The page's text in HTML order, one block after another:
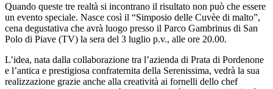
Quando queste tre realtà si incontrano il risultato non può che essere
un evento speciale. Nasce così il “Simposio delle Cuvèe di malto”,
cena degustativa che avrà luogo presso il Parco Gambrinus di San
Polo di Piave (TV) la sera del 3 luglio p.v., alle ore 20.00.
L’idea, nata dalla collaborazione tra l’azienda di Prata di Pordenone
e l’antica e prestigiosa confraternita della Serenissima, vedrà la sua
realizzazione grazie anche alla creatività ai fornelli dello chef